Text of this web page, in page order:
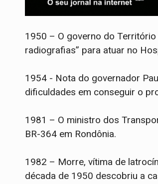
1950 – O governo do
radiografias” para atuar no
1954 - Nota do governador
dificuldades em conseguir o
1981 – O ministro dos
BR-364 em Rondônia.
1982 – Morre, vítima de
década de 1950 descobriu a